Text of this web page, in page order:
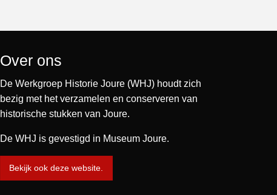
Over ons
De Werkgroep Historie Joure (WHJ) houdt zich
bezig met het verzamelen en conserveren van
historische stukken van Joure.
De WHJ is gevestigd in Museum Joure.
Bekijk ook deze website.